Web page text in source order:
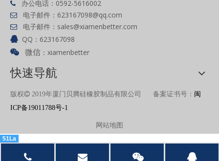
 办公电话：0592-5616002
 电子邮件： 623167098@qq.com
 电子邮件： sales@xiamenbetter.com
 QQ：623167098
 微信 ：xiamenbetter
快速导航
版权 2019年厦门贝腾硅橡胶制品有限公司 备案证书号： 闽
ICP备19011788号-1
网站地图
51La